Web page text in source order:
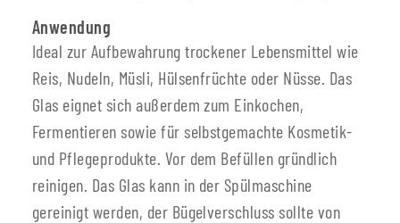
Anwendung
Ideal zur Aufbewahrung trockener Lebensmittel wie
Reis, Nudeln, Müsli, Hülsenfrüchte oder Nüsse. Das
Glas eignet sich außerdem zum Einkochen,
Fermentieren sowie für selbstgemachte Kosmetik-
und Pflegeprodukte. Vor dem Befüllen gründlich
reinigen. Das Glas kann in der Spülmaschine
gereinigt werden, der Bügelverschluss sollte von